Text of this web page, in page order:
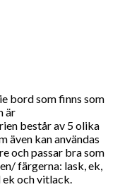
bord som finns som
är
består av 5 olika
även kan användas
och passar bra som
färgerna: lask, ek,
och vitlack.